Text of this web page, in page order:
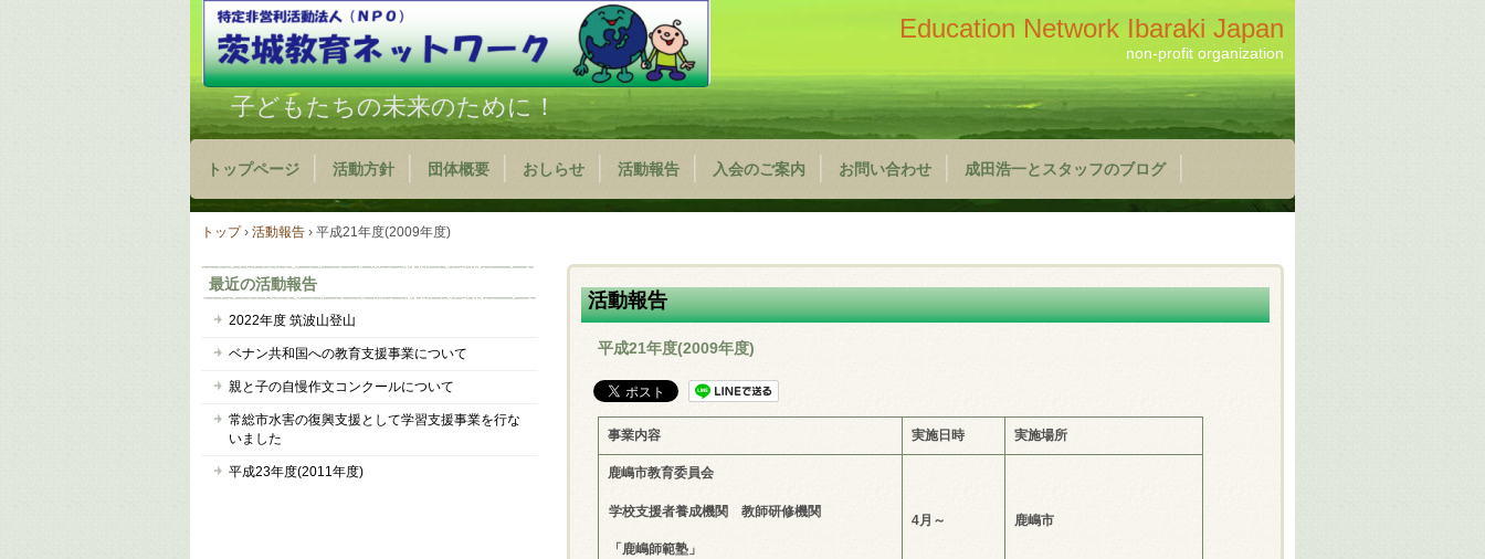
子どもたちの未来のために！
Education Network Ibaraki Japan
non-profit organization
トップページ 活動方針 団体概要 おしらせ 活動報告 入会のご案内 お問い合わせ 成田浩一とスタッフのブログ
トップ› 活動報告 › 平成21年度(2009年度)
活動報告
平成21年度(2009年度)
事業内容 実施日時 実施場所
鹿嶋市教育委員会
学校支援者養成機関 教師研修機関
「鹿嶋師範塾」
4月～ 鹿嶋市
最近の活動報告
2022年度 筑波山登山
ベナン共和国への教育支援事業について
親と子の自慢作文コンクールについて
常総市水害の復興支援として学習支援事業を行な
いました
平成23年度(2011年度)